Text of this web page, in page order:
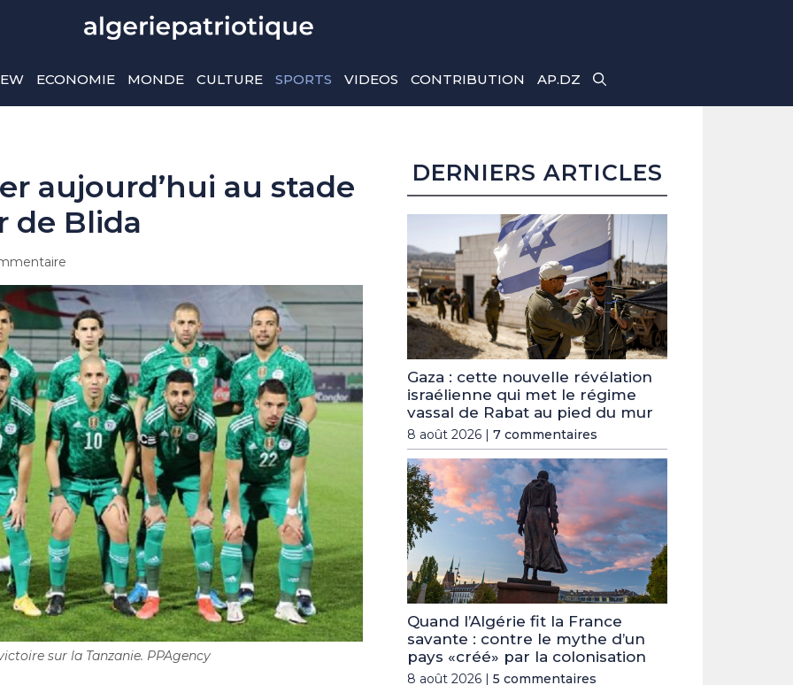
ECONOMIE MONDE CULTURE SPORTS VIDEOS CONTRIBUTION AP.DZ
aujourd’hui au stade
de Blida
sur la Tanzanie. PPAgency
DERNIERS ARTICLES
Gaza : cette nouvelle révélation
israélienne qui met le régime
vassal de Rabat au pied du mur
8 août 2026 | 7 commentaires
Quand l’Algérie fit la France
savante : contre le mythe d’un
pays «créé» par la colonisation
8 août 2026 | 5 commentaires